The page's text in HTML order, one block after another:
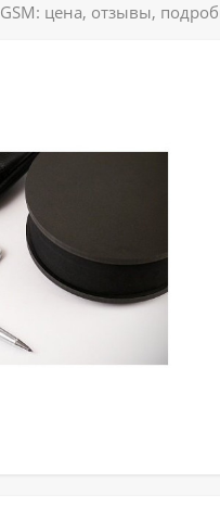
цена, отзывы,